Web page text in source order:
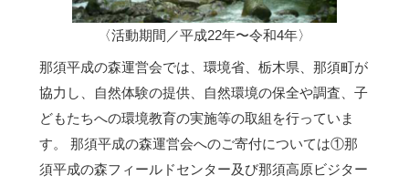
〈活動期間／平成22年〜令和4年〉
那須平成の森運営会では、環境省、栃木県、那須町が
協力し、自然体験の提供、自然環境の保全や調査、子
どもたちへの環境教育の実施等の取組を行っていま
す。 那須平成の森運営会へのご寄付については①那
須平成の森フィールドセンター及び那須高原ビジター